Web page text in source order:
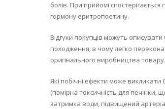
болів. При прийомі
гормону еритропоетину.
Відгуки покупців можуть
походження, в чому легко
оригінального виробництва
Які побічні ефекти може
(помірна токсичність для
затримка води, підвищений